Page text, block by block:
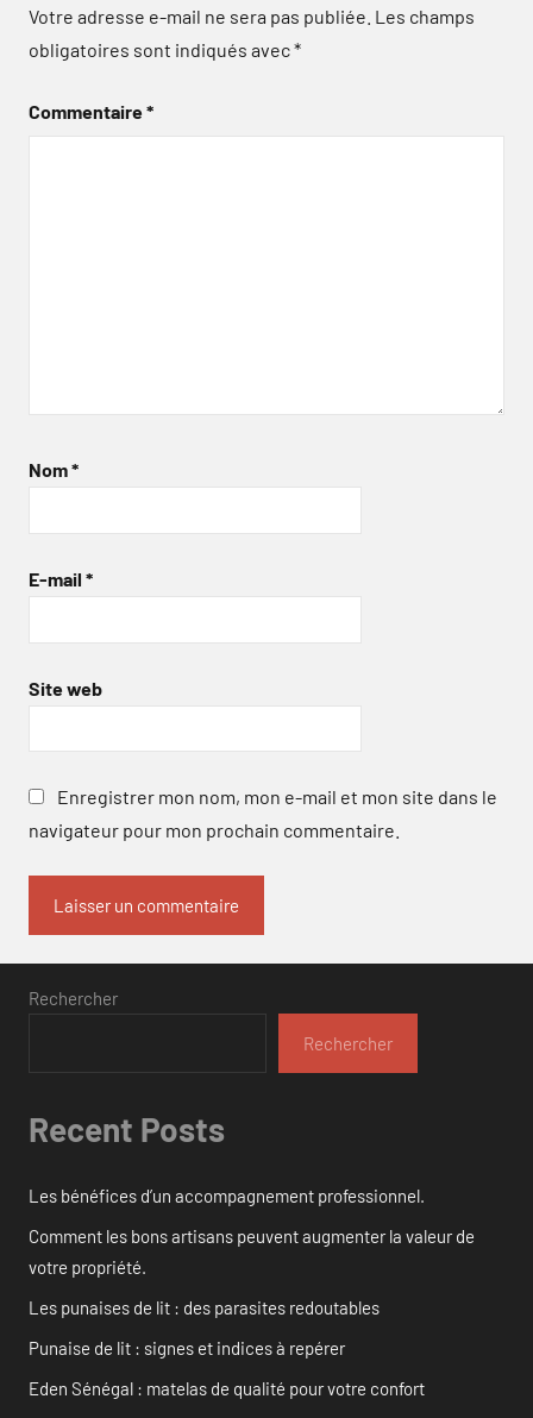
Votre adresse e-mail ne sera pas publiée. Les champs
obligatoires sont indiqués avec*
Commentaire*
Nom*
E-mail *
Site web
Enregistrer mon nom, mon e-mail et mon site dans le
navigateur pour mon prochain commentaire.
Rechercher
Rechercher
Recent Posts
Les bénéfices d’un accompagnement professionnel.
Comment les bons artisans peuvent augmenter la valeur de
votre propriété.
Les punaises de lit : des parasites redoutables
Punaise de lit : signes et indices à repérer
Eden Sénégal : matelas de qualité pour votre confort